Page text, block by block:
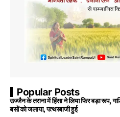
Popular Posts
उज्जैन के तराना में हिंसा ने लिया फिर बड़ा रूप,
बसों को जलाया, पत्थरबाजी हुई